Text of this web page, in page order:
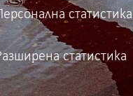
статистика
статистика